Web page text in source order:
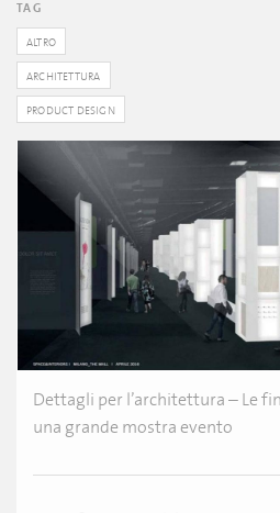
TAG
ALTRO
ARCHITETTURA
PRODUCT DESIGN
Dettagli per l’architettura – Le
una grande mostra evento